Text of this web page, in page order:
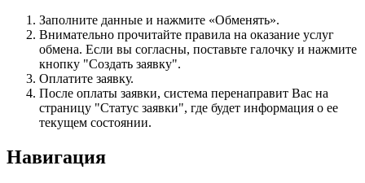
Заполните данные и нажмите «Обменять».
Внимательно прочитайте правила на оказание услуг
обмена. Если вы согласны, поставьте галочку и нажмите
кнопку "Создать заявку".
Оплатите заявку.
После оплаты заявки, система перенаправит Вас на
страницу "Статус заявки", где будет информация о ее
текущем состоянии.
Навигация